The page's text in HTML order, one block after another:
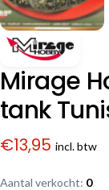
Mirage
tank
€13,95 incl. btw
Aantal verkocht: 0